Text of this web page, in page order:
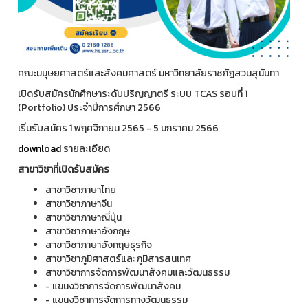
คณะมนุษยศาสตร์และสังคมศาสตร์ มหาวิทยาลัยราชภัฏสวนสุนันทา
เปิดรับสมัครนักศึกษาระดับปริญญาตรี ระบบ TCAS รอบที่ 1
(Portfolio) ประจำปีการศึกษา 2566
เริ่มรับสมัคร 1 พฤศจิกายน 2565 - 5 มกราคม 2566
downloadรายละเอียด
สาขาวิชาที่เปิดรับสมัคร
สาขาวิชาภาษาไทย
สาขาวิชาภาษาจีน
สาขาวิชาภาษาญี่ปุ่น
สาขาวิชาภาษาอังกฤษ
สาขาวิชาภาษาอังกฤษธุรกิจ
สาขาวิชาภูมิศาสตร์และภูมิสารสนเทศ
สาขาวิชาการจัดการพัฒนาสังคมและวัฒนธรรม
- แขนงวิชาการจัดการพัฒนาสังคม
- แขนงวิชาการจัดการทางวัฒนธรรม